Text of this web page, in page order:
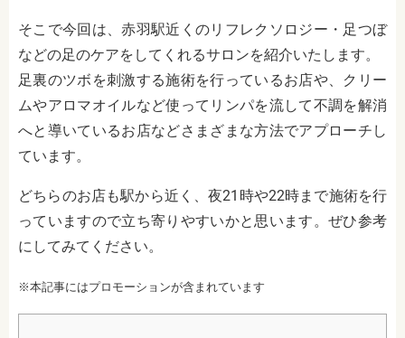
そこで今回は、赤羽駅近くのリフレクソロジー・足つぼ
などの足のケアをしてくれるサロンを紹介いたします。
足裏のツボを刺激する施術を行っているお店や、クリー
ムやアロマオイルなど使ってリンパを流して不調を解消
へと導いているお店などさまざまな方法でアプローチし
ています。
どちらのお店も駅から近く、夜21時や22時まで施術を行
っていますので立ち寄りやすいかと思います。ぜひ参考
にしてみてください。
※本記事にはプロモーションが含まれています